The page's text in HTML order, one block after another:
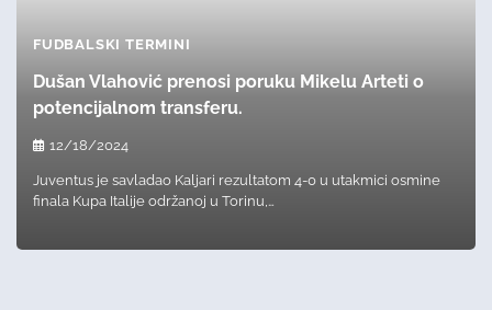
FUDBALSKI TERMINI
Dušan Vlahović prenosi poruku Mikelu Arteti o
potencijalnom transferu.
12/18/2024
Juventus je savladao Kaljari rezultatom 4-0 u utakmici osmine
finala Kupa Italije održanoj u Torinu,…